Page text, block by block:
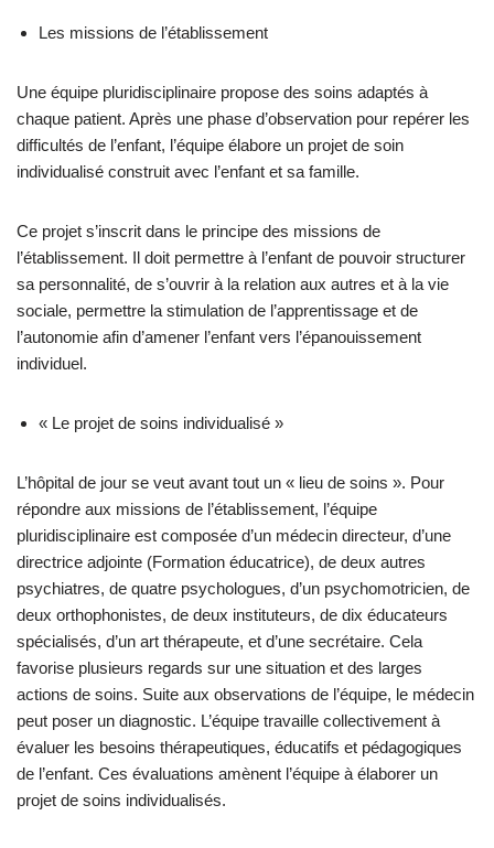
Les missions de l’établissement
Une équipe pluridisciplinaire propose des soins adaptés à
chaque patient. Après une phase d’observation pour repérer les
difficultés de l’enfant, l’équipe élabore un projet de soin
individualisé construit avec l’enfant et sa famille.
Ce projet s’inscrit dans le principe des missions de
l’établissement. Il doit permettre à l’enfant de pouvoir structurer
sa personnalité, de s’ouvrir à la relation aux autres et à la vie
sociale, permettre la stimulation de l’apprentissage et de
l’autonomie afin d’amener l’enfant vers l’épanouissement
individuel.
« Le projet de soins individualisé »
L’hôpital de jour se veut avant tout un « lieu de soins ». Pour
répondre aux missions de l’établissement, l’équipe
pluridisciplinaire est composée d’un médecin directeur, d’une
directrice adjointe (Formation éducatrice), de deux autres
psychiatres, de quatre psychologues, d’un psychomotricien, de
deux orthophonistes, de deux instituteurs, de dix éducateurs
spécialisés, d’un art thérapeute, et d’une secrétaire. Cela
favorise plusieurs regards sur une situation et des larges
actions de soins. Suite aux observations de l’équipe, le médecin
peut poser un diagnostic. L’équipe travaille collectivement à
évaluer les besoins thérapeutiques, éducatifs et pédagogiques
de l’enfant. Ces évaluations amènent l’équipe à élaborer un
projet de soins individualisés.